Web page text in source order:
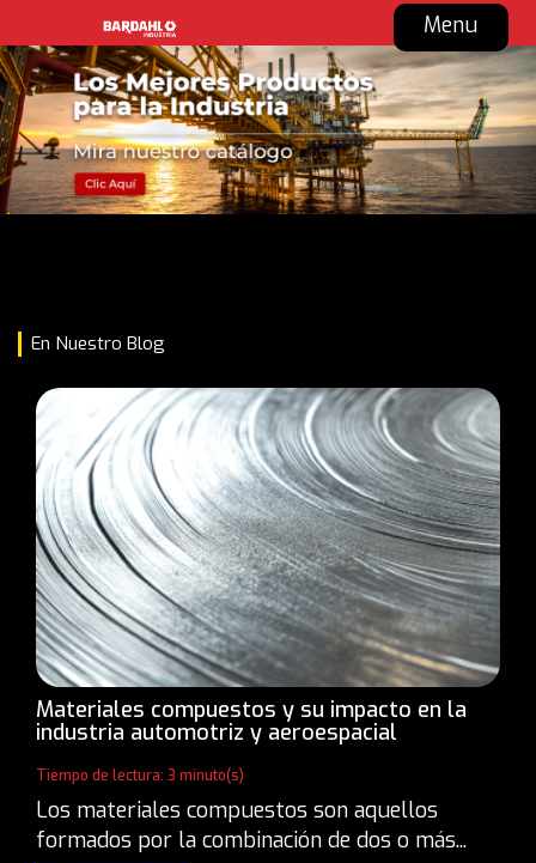
Menu
En Nuestro Blog
Materiales compuestos y su impacto en la
industria automotriz y aeroespacial
Tiempo de lectura: 3 minuto(s)
Los materiales compuestos son aquellos
formados por la combinación de dos o más...